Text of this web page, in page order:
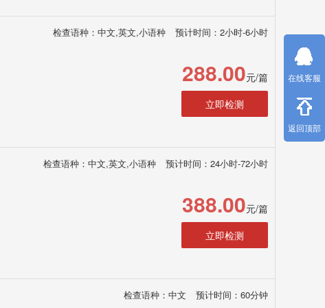
检查语种：中文,英文,小语种 预计时间：2小时-6小时
288.00元/篇
立即检测
检查语种：中文,英文,小语种 预计时间：24小时-72小时
388.00元/篇
立即检测
检查语种：中文 预计时间：60分钟
在线客服
返回顶部